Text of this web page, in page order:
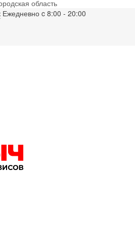
область
Ежедневно c 8:00 - 20:00